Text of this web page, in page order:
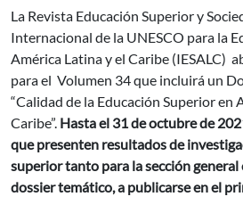
La Revista Educación Superior y
Internacional de la UNESCO para la
América Latina y el Caribe (IESALC)
para el Volumen 34 que incluirá un
“Calidad de la Educación Superior en
Caribe”. Hasta el 31 de octubre de
que presenten resultados de
superior tanto para la sección
dossier temático, a publicarse en el